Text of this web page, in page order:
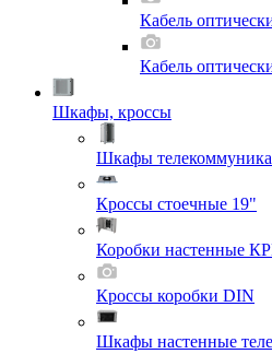
Кабель
Кабель
Шкафы, кроссы
Шкафы
Кроссы стоечные 19"
Коробки настенные
Кроссы коробки DIN
Шкафы настенные